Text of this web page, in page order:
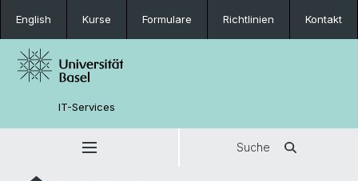
English Kurse Formulare Richtlinien Kontakt
IT-Services
Suche